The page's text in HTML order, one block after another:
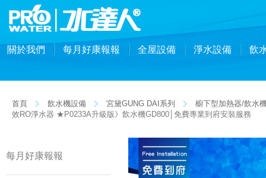
關於我們 每月好康報報 全屋設備 淨水設備 飲
首頁 飲水機設備 宮黛GUNG DAI系列
櫥下型加熱器/飲水
效RO淨水器 ★P0233A升級版》飲水機GD800│免費專業到府安裝服務
每月好康報報